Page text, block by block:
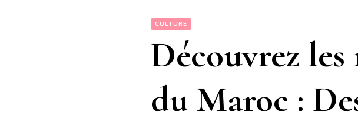
CULTURE
Découvrez
du Maroc :